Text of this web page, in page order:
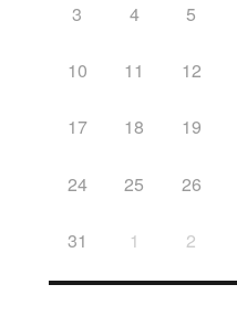
3 4 5
10 11 12
17 18 19
24 25 26
31 1 2